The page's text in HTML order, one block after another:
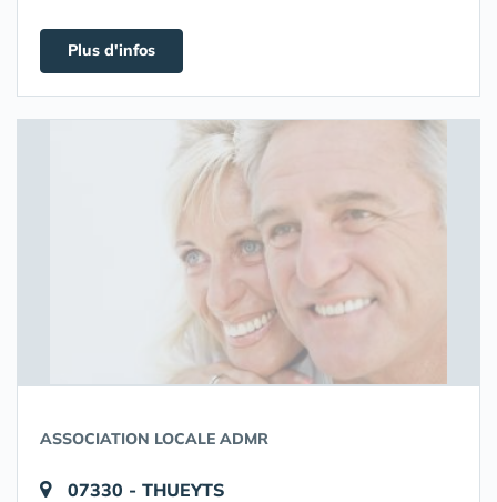
Plus d'infos
ASSOCIATION LOCALE ADMR
07330 - THUEYTS